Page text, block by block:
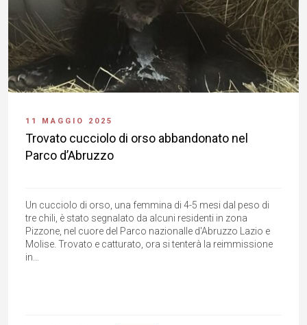
11 MAGGIO 2025
Trovato cucciolo di orso abbandonato nel
Parco d’Abruzzo
Un cucciolo di orso, una femmina di 4-5 mesi dal peso di
tre chili, è stato segnalato da alcuni residenti in zona
Pizzone, nel cuore del Parco nazionalle d'Abruzzo Lazio e
Molise. Trovato e catturato, ora si tenterà la reimmissione
in...